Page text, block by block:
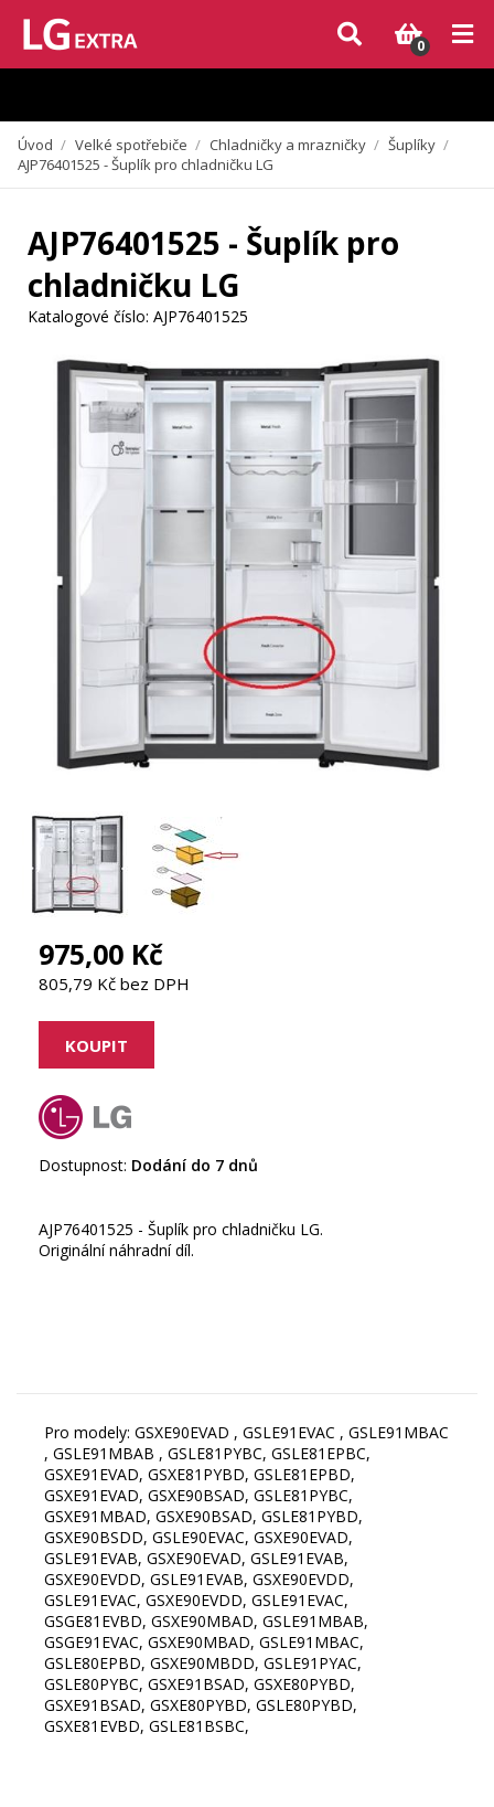
Vzhledem k aktuální situaci se může dodání dílů, které nejsou skladem,
zpozdit. Děkujeme za pochopení.
0
Úvod / Velké spotřebiče / Chladničky a mrazničky / Šuplíky /
AJP76401525 - Šuplík pro chladničku LG
AJP76401525 - Šuplík pro
chladničku LG
Katalogové číslo: AJP76401525
975,00 Kč
805,79 Kč bez DPH
Dostupnost: Dodání do 7 dnů
AJP76401525 - Šuplík pro chladničku LG.
Originální náhradní díl.
Pro modely: GSXE90EVAD , GSLE91EVAC , GSLE91MBAC
, GSLE91MBAB , GSLE81PYBC, GSLE81EPBC,
GSXE91EVAD, GSXE81PYBD, GSLE81EPBD,
GSXE91EVAD, GSXE90BSAD, GSLE81PYBC,
GSXE91MBAD, GSXE90BSAD, GSLE81PYBD,
GSXE90BSDD, GSLE90EVAC, GSXE90EVAD,
GSLE91EVAB, GSXE90EVAD, GSLE91EVAB,
GSXE90EVDD, GSLE91EVAB, GSXE90EVDD,
GSLE91EVAC, GSXE90EVDD, GSLE91EVAC,
GSGE81EVBD, GSXE90MBAD, GSLE91MBAB,
GSGE91EVAC, GSXE90MBAD, GSLE91MBAC,
GSLE80EPBD, GSXE90MBDD, GSLE91PYAC,
GSLE80PYBC, GSXE91BSAD, GSXE80PYBD,
GSXE91BSAD, GSXE80PYBD, GSLE80PYBD,
GSXE81EVBD, GSLE81BSBC,